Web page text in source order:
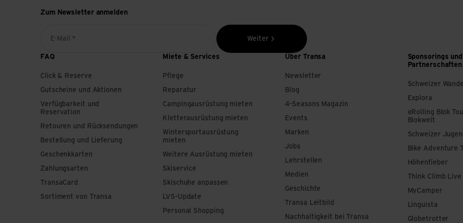
Zum Newsletter anmelden
E-Mail * Weiter
FAQ
Click & Reserve
Gutscheine und Aktionen
Verfügbarkeit und
Reservation
Retouren und Rücksendungen
Bestellung und Lieferung
Geschenkkarten
Zahlungsarten
TransaCard
Sortiment von Transa
Miete & Services
Pflege
Reparatur
Campingausrüstung mieten
Kletterausrüstung mieten
Wintersportausrüstung
mieten
Weitere Ausrüstung mieten
Skiservice
Skischuhe anpassen
LVS-Update
Personal Shopping
Über Transa
Newsletter
Blog
4-Seasons Magazin
Events
Marken
Jobs
Lehrstellen
Medien
Geschichte
Transa Leitbild
Nachhaltigkeit bei Transa
Sponsorings und
Partnerschaften
Schweizer
Explora
«Rolling Blok
Blokwelt
Schweizer
Bike Adventure
Höhenfieber
Think Climb Live
MyCamper
Linguista
Globetrotter